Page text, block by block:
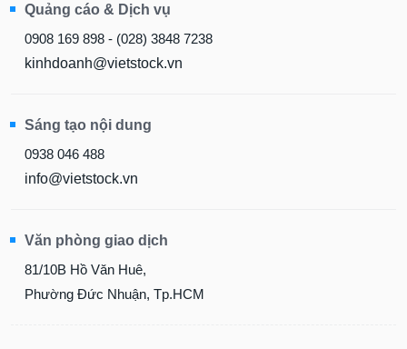
Quảng cáo & Dịch vụ
0908 169 898 - (028) 3848 7238
kinhdoanh@vietstock.vn
Sáng tạo nội dung
0938 046 488
info@vietstock.vn
Văn phòng giao dịch
81/10B Hồ Văn Huê,
Phường Đức Nhuận, Tp.HCM